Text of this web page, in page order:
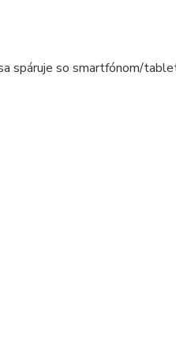
spáruje so smartfónom/